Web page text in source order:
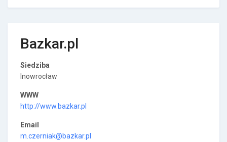
Bazkar.pl
Siedziba
Inowrocław
WWW
http://www.bazkar.pl
Email
m.czerniak@bazkar.pl